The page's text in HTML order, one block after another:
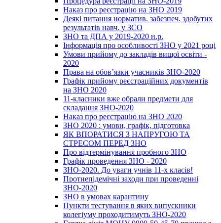
Наказ про реєстрацію на ЗНО 2019
Деякі питання норматив. забезпеч. здобутих
результатів навч. у ЗСО
ЗНО та ДПА у 2019-2020 н.р.
Інформація про особливості ЗНО у 2021 році
Умови прийому до закладів вищої освіти -
2020
Права на обов’язки учасників ЗНО-2020
Графік прийому реєстраційних документів
на ЗНО 2020
11-класники вже обрали предмети для
складання ЗНО-2020
Наказ про реєстрацію на ЗНО 2020
ЗНО 2020 : умови, графік, підготовка
ЯК ВПОРАТИСЯ З НАПРУГОЮ ТА
СТРЕСОМ ПЕРЕД ЗНО
Про відтермінування пробного ЗНО
Графік проведення ЗНО - 2020
ЗНО-2020. До уваги учнів 11-х класів!
Протиепідемічні заходи при проведенні
ЗНО-2020
ЗНО в умовах карантину
Пункти тестування в яких випускники
колегіуму проходитимуть ЗНО-2020